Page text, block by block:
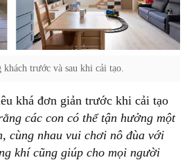
trước và sau khi cải tạo.
khá đơn giản trước khi cải tạo
các con có thể tận hưởng một
cùng nhau vui chơi nô đùa với
khí cũng giúp cho mọi người